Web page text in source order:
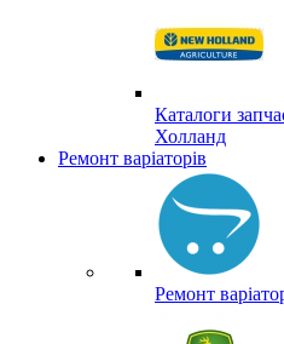
Каталоги
Холланд
Ремонт варіаторів
Ремонт